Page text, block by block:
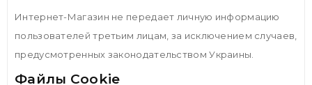
Интернет-Магазин не передает личную информацию
пользователей третьим лицам, за исключением случаев,
предусмотренных законодательством Украины.
Файлы Cookie